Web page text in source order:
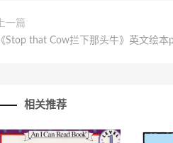
上一篇
《Stop that Cow拦下那头牛》英文绘
相关推荐